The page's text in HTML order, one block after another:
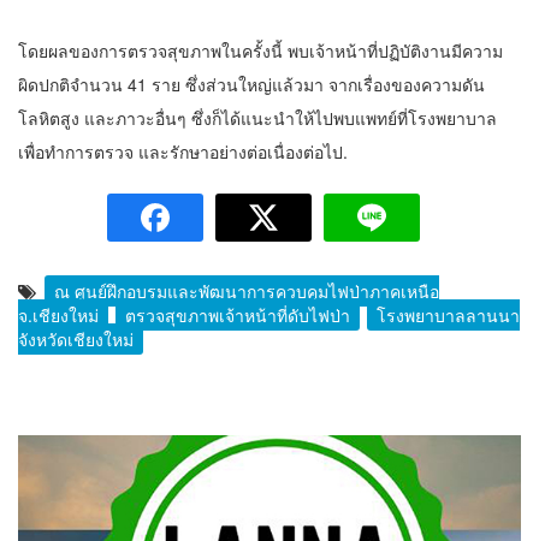
โดยผลของการตรวจสุขภาพในครั้งนี้ พบเจ้าหน้าที่ปฏิบัติงานมีความ
ผิดปกติจำนวน 41 ราย ซึ่งส่วนใหญ่แล้วมา จากเรื่องของความดัน
โลหิตสูง และภาวะอื่นๆ ซึ่งก็ได้แนะนำให้ไปพบแพทย์ที่โรงพยาบาล
เพื่อทำการตรวจ และรักษาอย่างต่อเนื่องต่อไป.
ณ ศูนย์ฝึกอบรมและพัฒนาการควบคุมไฟป่าภาคเหนือ
จ.เชียงใหม่
ตรวจสุขภาพเจ้าหน้าที่ดับไฟป่า
โรงพยาบาลลานนา
จังหวัดเชียงใหม่